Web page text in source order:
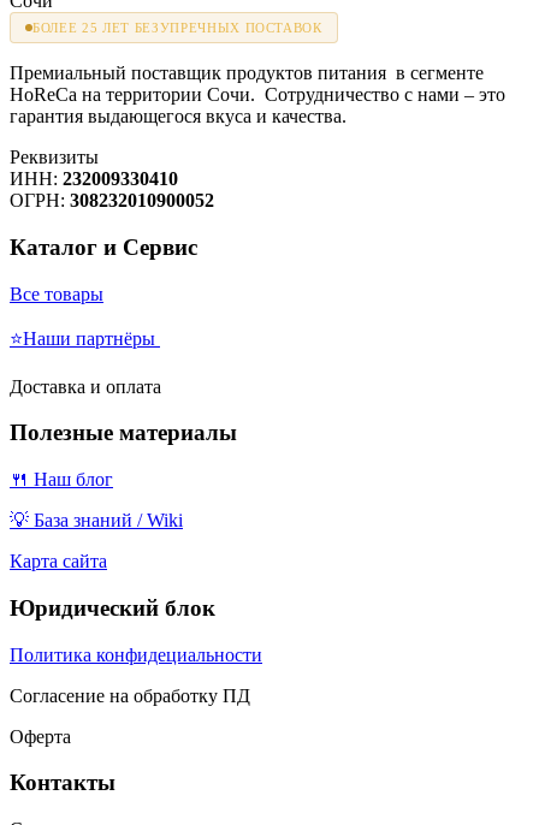
БОЛЕЕ 25 ЛЕТ БЕЗУПРЕЧНЫХ ПОСТАВОК
Премиальный поставщик продуктов питания в сегменте
HoReCa на территории Сочи. Сотрудничество с нами – это
гарантия выдающегося вкуса и качества.
Реквизиты
ИНН: 232009330410
ОГРН: 308232010900052
Каталог и Сервис
Все товары
⭐Наши партнёры
Доставка и оплата
Полезные материалы
🍴 Наш блог
💡 База знаний / Wiki
Карта сайта
Юридический блок
Политика конфидециальности
Согласение на обработку ПД
Оферта
Контакты